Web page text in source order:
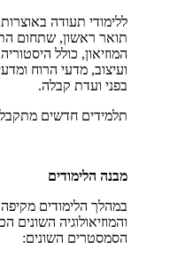
ללימודי תעודה
תואר ראשון, שתחום
המוזיאון, כולל
ועיצוב, מדעי הרוח
בפני ועדת קבלה.
תלמידים חדשים
מבנה הלימודים
במהלך הלימודים
והמוזיאולוגיה
הסמסטרים השונים: